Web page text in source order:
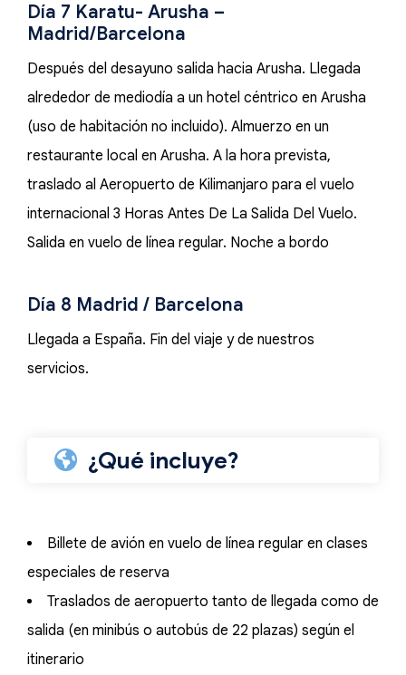
Día 7 Karatu- Arusha –
Madrid/Barcelona
Después del desayuno salida hacia Arusha. Llegada
alrededor de mediodía a un hotel céntrico en Arusha
(uso de habitación no incluido). Almuerzo en un
restaurante local en Arusha. A la hora prevista,
traslado al Aeropuerto de Kilimanjaro para el vuelo
internacional 3 Horas Antes De La Salida Del Vuelo.
Salida en vuelo de línea regular. Noche a bordo
Día 8 Madrid / Barcelona
Llegada a España. Fin del viaje y de nuestros
servicios.
¿Qué incluye?
Billete de avión en vuelo de línea regular en clases
especiales de reserva
Traslados de aeropuerto tanto de llegada como de
salida (en minibús o autobús de 22 plazas) según el
itinerario